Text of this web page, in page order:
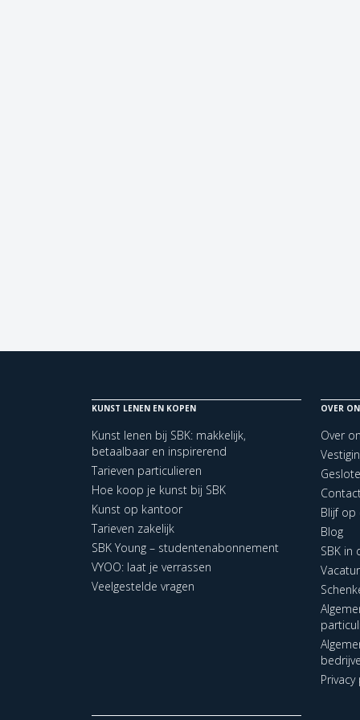
KUNST LENEN EN KOPEN
Kunst lenen bij SBK: makkelijk,
betaalbaar en inspirerend
Tarieven particulieren
Hoe koop je kunst bij SBK
Kunst op kantoor
Tarieven zakelijk
SBK Young – studentenabonnement
VYOO: laat je verrassen
Veelgestelde vragen
OVER
Over
Blijf op
Blog
SBK in